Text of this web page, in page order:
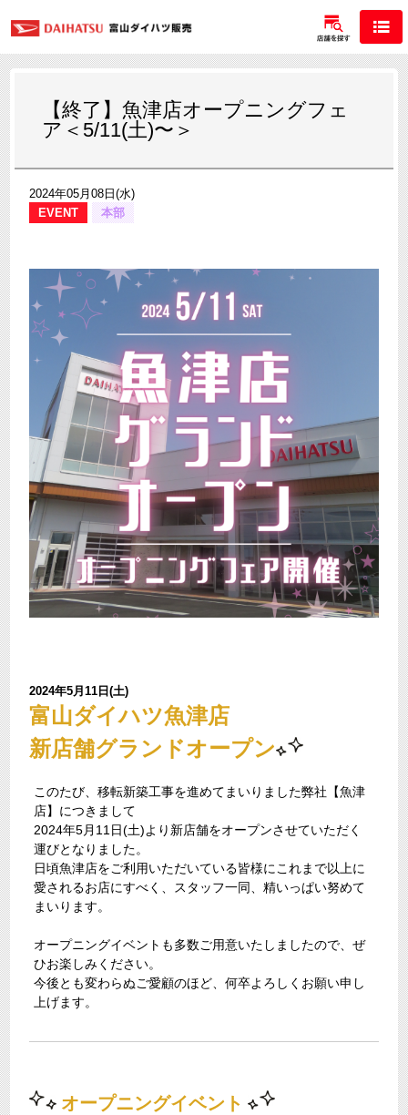
【終了】魚津店オープニングフェ
ア＜5/11(土)〜＞
2024年05月08日(水)
EVENT
本部
2024年5月11日(土)
富山ダイハツ魚津店
新店舗グランドオープン
このたび、移転新築工事を進めてまいりました弊社【魚津
店】につきまして
2024年5月11日(土)より新店舗をオープンさせていただく
運びとなりました。
日頃魚津店をご利用いただいている皆様にこれまで以上に
愛されるお店にすべく、スタッフ一同、精いっぱい努めて
まいります。
オープニングイベントも多数ご用意いたしましたので、ぜ
ひお楽しみください。
今後とも変わらぬご愛顧のほど、何卒よろしくお願い申し
上げます。
オープニングイベント